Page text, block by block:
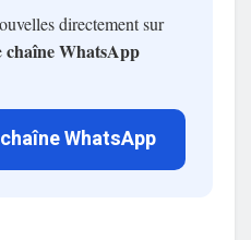
directement sur
chaîne WhatsApp
WhatsApp